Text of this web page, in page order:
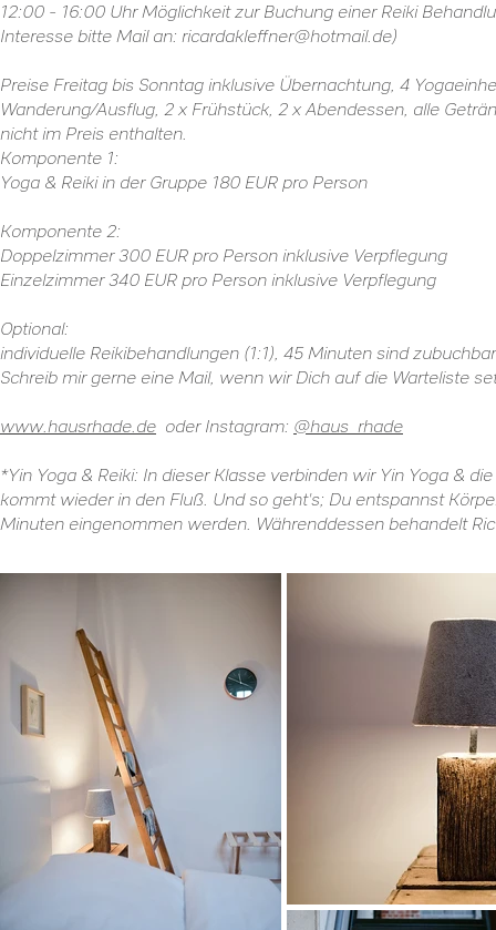
12:00 - 16:00 Uhr Möglichkeit zur Buchung einer Reiki
Interesse bitte Mail an: ricardakleffner@hotmail.de)
Preise Freitag bis Sonntag inklusive Übernachtung, 4
Wanderung/Ausflug, 2 x Frühstück, 2 x Abendessen, alle
nicht im Preis enthalten.
Komponente 1:
Yoga & Reiki in der Gruppe 180 EUR pro Person
Komponente 2:
Doppelzimmer 300 EUR pro Person inklusive Verpflegung
Einzelzimmer 340 EUR pro Person inklusive Verpflegung
Optional:
individuelle Reikibehandlungen (1:1), 45 Minuten sind
Schreib mir gerne eine Mail, wenn wir Dich auf die Warteliste
www.hausrhade.de oder Instagram: @haus_rhade
*Yin Yoga & Reiki: In dieser Klasse verbinden wir Yin Yoga &
kommt wieder in den Fluß. Und so geht's; Du entspannst
Minuten eingenommen werden. Währenddessen behandelt